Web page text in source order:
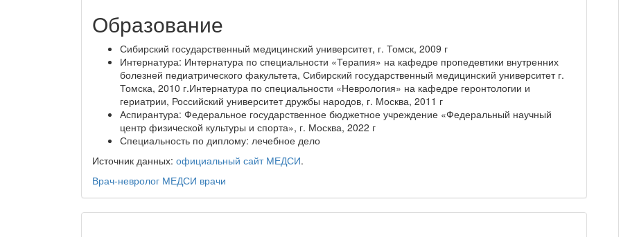
Образование
Сибирский государственный медицинский университет, г. Томск, 2009 г
Интернатура: Интернатура по специальности «Терапия» на кафедре пропедевтики внутренних
болезней педиатрического факультета, Сибирский государственный медицинский университет г.
Томска, 2010 г.Интернатура по специальности «Неврология» на кафедре геронтологии и
гериатрии, Российский университет дружбы народов, г. Москва, 2011 г
Аспирантура: Федеральное государственное бюджетное учреждение «Федеральный научный
центр физической культуры и спорта», г. Москва, 2022 г
Специальность по диплому: лечебное дело
Источник данных: официальный сайт МЕДСИ.
Врач-невролог МЕДСИ врачи